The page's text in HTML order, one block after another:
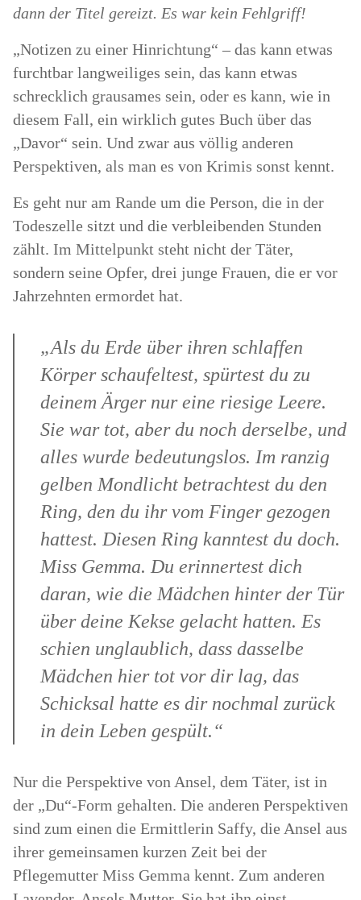
dann der Titel gereizt. Es war kein Fehlgriff!
„Notizen zu einer Hinrichtung“ – das kann etwas
furchtbar langweiliges sein, das kann etwas
schrecklich grausames sein, oder es kann, wie in
diesem Fall, ein wirklich gutes Buch über das
„Davor“ sein. Und zwar aus völlig anderen
Perspektiven, als man es von Krimis sonst kennt.
Es geht nur am Rande um die Person, die in der
Todeszelle sitzt und die verbleibenden Stunden
zählt. Im Mittelpunkt steht nicht der Täter,
sondern seine Opfer, drei junge Frauen, die er vor
Jahrzehnten ermordet hat.
„Als du Erde über ihren schlaffen
Körper schaufeltest, spürtest du zu
deinem Ärger nur eine riesige Leere.
Sie war tot, aber du noch derselbe, und
alles wurde bedeutungslos. Im ranzig
gelben Mondlicht betrachtest du den
Ring, den du ihr vom Finger gezogen
hattest. Diesen Ring kanntest du doch.
Miss Gemma. Du erinnertest dich
daran, wie die Mädchen hinter der Tür
über deine Kekse gelacht hatten. Es
schien unglaublich, dass dasselbe
Mädchen hier tot vor dir lag, das
Schicksal hatte es dir nochmal zurück
in dein Leben gespült.“
Nur die Perspektive von Ansel, dem Täter, ist in
der „Du“-Form gehalten. Die anderen Perspektiven
sind zum einen die Ermittlerin Saffy, die Ansel aus
ihrer gemeinsamen kurzen Zeit bei der
Pflegemutter Miss Gemma kennt. Zum anderen